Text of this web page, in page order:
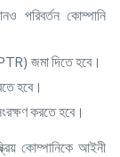
পরিবর্তন কোম্পানি
(PTR) জমা দিতে হবে।
হবে।
করতে হবে।
কোম্পানিকে আইনী